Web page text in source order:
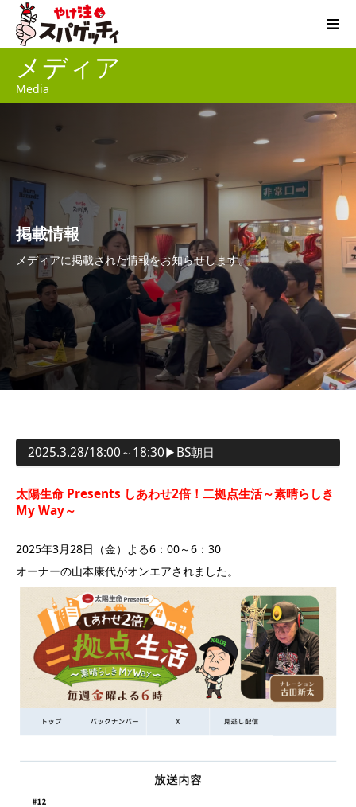
メディア
Media
掲載情報
メディアに掲載された情報をお知らせします。
2025.3.28/18:00～18:30▶︎BS朝日
太陽生命 Presents しあわせ2倍！二拠点生活～素晴らしき
My Way～
2025年3月28日（金）よる6：00～6：30
オーナーの山本康代がオンエアされました。